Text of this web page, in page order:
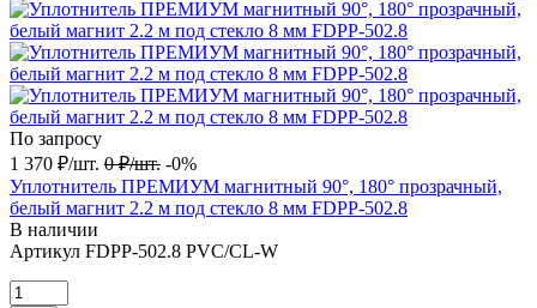
По запросу
1 370 ₽/шт. 0 ₽/шт. -0%
Уплотнитель ПРЕМИУМ магнитный 90°, 180° прозрачный,
белый магнит 2.2 м под стекло 8 мм FDPP-502.8
В наличии
Артикул FDPP-502.8 PVC/CL-W